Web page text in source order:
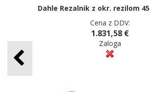
Dahle Rezalnik z okr. rezilom
Cena z DDV:
1.831,58 €
Zaloga